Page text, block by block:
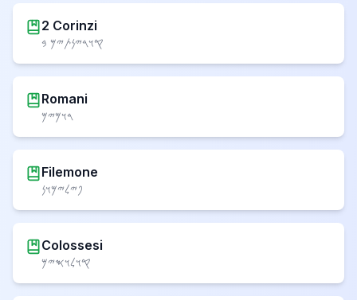
2 Corinzi
𐤒𐤅𐤓𐤉𐤍𐤕𐤉𐤌 𐤁
Romani
𐤓𐤅𐤌𐤉𐤌
Filemone
𐤐𐤉𐤋𐤉𐤌𐤅𐤍
Colossesi
𐤒𐤅𐤋𐤅𐤎𐤉𐤌